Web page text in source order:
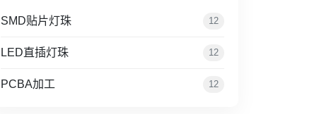
SMD贴片灯珠 12
LED直插灯珠 12
PCBA加工 12